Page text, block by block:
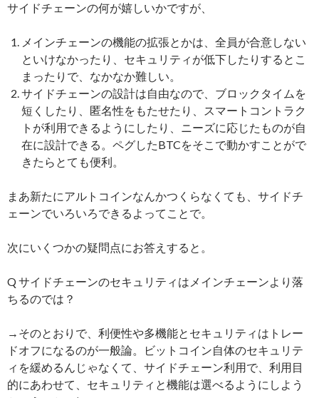
サイドチェーンの何が嬉しいかですが、
メインチェーンの機能の拡張とかは、全員が合意しない
といけなかったり、セキュリティが低下したりするとこ
まったりで、なかなか難しい。
サイドチェーンの設計は自由なので、ブロックタイムを
短くしたり、匿名性をもたせたり、スマートコントラク
トが利用できるようにしたり、ニーズに応じたものが自
在に設計できる。ペグしたBTCをそこで動かすことがで
きたらとても便利。
まあ新たにアルトコインなんかつくらなくても、サイドチ
ェーンでいろいろできるよってことで。
次にいくつかの疑問点にお答えすると。
Q サイドチェーンのセキュリティはメインチェーンより落
ちるのでは？
→そのとおりで、利便性や多機能とセキュリティはトレー
ドオフになるのが一般論。ビットコイン自体のセキュリテ
ィを緩めるんじゃなくて、サイドチェーン利用で、利用目
的にあわせて、セキュリティと機能は選べるようにしよう